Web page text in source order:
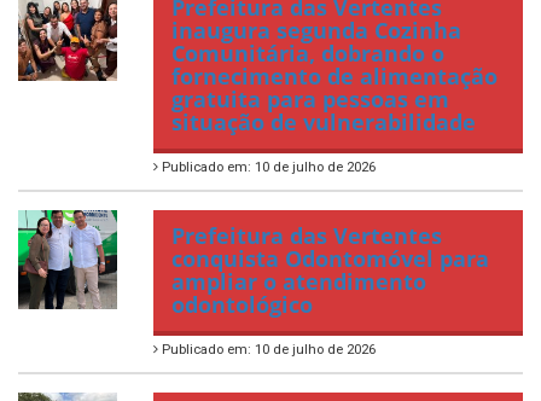
Prefeitura das Vertentes
inaugura segunda Cozinha
Comunitária, dobrando o
fornecimento de alimentação
gratuita para pessoas em
situação de vulnerabilidade
Publicado em: 10 de julho de 2026
Prefeitura das Vertentes
conquista Odontomóvel para
ampliar o atendimento
odontológico
Publicado em: 10 de julho de 2026